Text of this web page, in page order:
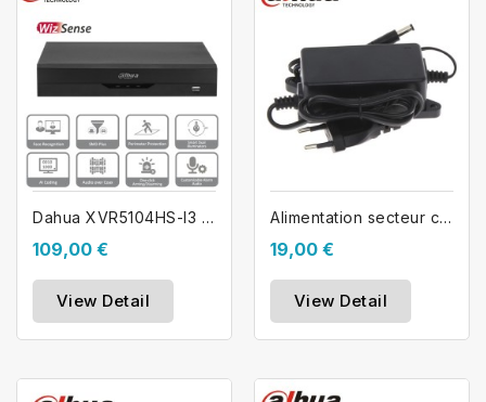
Dahua XVR5104HS-I3 Enregistreur dvr 4...
109,00 €
View Detail
Alimentation secteur caméra 12V 2A...
19,00 €
View Detail